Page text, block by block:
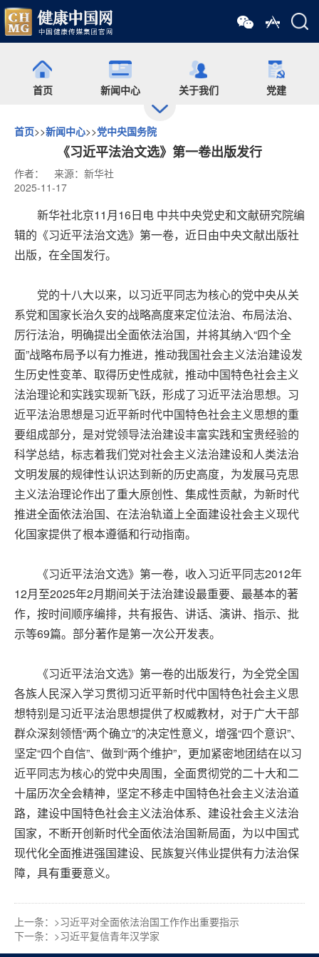
首页 新闻中心 关于我们 党建
出版 食药网 培训
药师在线
微信矩阵
首页>>新闻中心>>党中央国务院
《习近平法治文选》第一卷出版发行
作者：
来源：新华社
2025-11-17
新华社北京11月16日电 中共中央党史和文献研究院编
辑的《习近平法治文选》第一卷，近日由中央文献出版社
出版，在全国发行。
党的十八大以来，以习近平同志为核心的党中央从关
系党和国家长治久安的战略高度来定位法治、布局法治、
厉行法治，明确提出全面依法治国，并将其纳入“四个全
面”战略布局予以有力推进，推动我国社会主义法治建设发
生历史性变革、取得历史性成就，推动中国特色社会主义
法治理论和实践实现新飞跃，形成了习近平法治思想。习
近平法治思想是习近平新时代中国特色社会主义思想的重
要组成部分，是对党领导法治建设丰富实践和宝贵经验的
科学总结，标志着我们党对社会主义法治建设和人类法治
文明发展的规律性认识达到新的历史高度，为发展马克思
主义法治理论作出了重大原创性、集成性贡献，为新时代
推进全面依法治国、在法治轨道上全面建设社会主义现代
化国家提供了根本遵循和行动指南。
《习近平法治文选》第一卷，收入习近平同志2012年
12月至2025年2月期间关于法治建设最重要、最基本的著
作，按时间顺序编排，共有报告、讲话、演讲、指示、批
示等69篇。部分著作是第一次公开发表。
《习近平法治文选》第一卷的出版发行，为全党全国
各族人民深入学习贯彻习近平新时代中国特色社会主义思
想特别是习近平法治思想提供了权威教材，对于广大干部
群众深刻领悟“两个确立”的决定性意义，增强“四个意识”、
坚定“四个自信”、做到“两个维护”，更加紧密地团结在以习
近平同志为核心的党中央周围，全面贯彻党的二十大和二
十届历次全会精神，坚定不移走中国特色社会主义法治道
路，建设中国特色社会主义法治体系、建设社会主义法治
国家，不断开创新时代全面依法治国新局面，为以中国式
现代化全面推进强国建设、民族复兴伟业提供有力法治保
障，具有重要意义。
上一条：>习近平对全面依法治国工作作出重要指示
下一条：>习近平复信青年汉学家